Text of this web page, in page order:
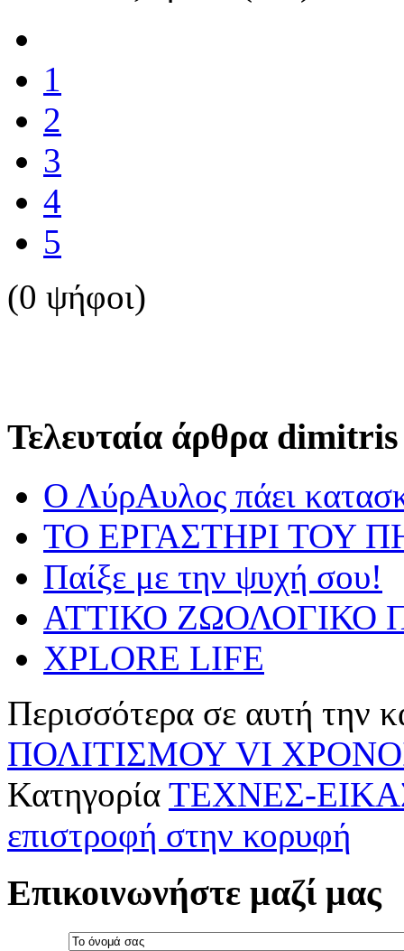
1
2
3
4
5
(0 ψήφοι)
Τελευταία άρθρα dimitris
Ο ΛύρΑυλος πάει
ΤΟ ΕΡΓΑΣΤΗΡΙ ΤΟΥ
Παίξε με την ψυχή σου!
ΑΤΤΙΚΟ ΖΩΟΛΟΓΙΚΟ
XPLORE LIFE
Περισσότερα σε αυτή την
ΠΟΛΙΤΙΣΜΟΥ VI
Κατηγορία ΤΕΧΝΕΣ-
επιστροφή στην κορυφή
Επικοινωνήστε μαζί μας